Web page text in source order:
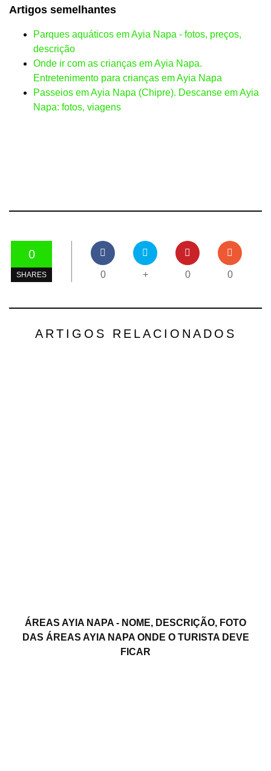
Artigos semelhantes
Parques aquáticos em Ayia Napa - fotos, preços,
descrição
Onde ir com as crianças em Ayia Napa.
Entretenimento para crianças em Ayia Napa
Passeios em Ayia Napa (Chipre). Descanse em Ayia
Napa: fotos, viagens
0
SHARES 0 + 0 0
ARTIGOS RELACIONADOS
ÁREAS AYIA NAPA - NOME, DESCRIÇÃO, FOTO
DAS ÁREAS AYIA NAPA ONDE O TURISTA DEVE
FICAR